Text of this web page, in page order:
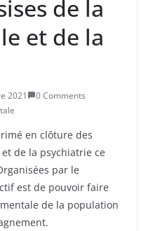
de la
et de la
2021
0 Comments
en clôture des
de la psychiatrie ce
par le
est de pouvoir faire
de la population